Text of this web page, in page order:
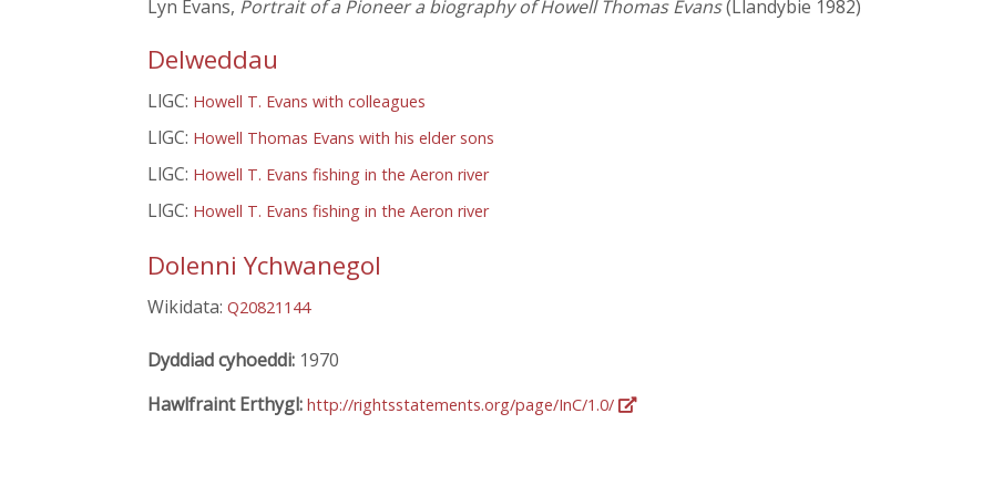
Lyn Evans, Portrait of a Pioneer a biography of Howell Thomas Evans(Llandybie 1982)
Delweddau
LlGC: Howell T. Evans with colleagues
LlGC: Howell Thomas Evans with his elder sons
LlGC: Howell T. Evans fishing in the Aeron river
LlGC: Howell T. Evans fishing in the Aeron river
Dolenni Ychwanegol
Wikidata: Q20821144
Dyddiad cyhoeddi: 1970
Hawlfraint Erthygl: http://rightsstatements.org/page/InC/1.0/